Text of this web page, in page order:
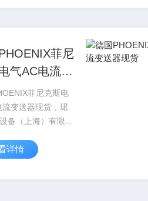
货，价格好，
菲尼
气AC电流变
货
菲尼克斯电
流变送器现货，珺
备（上海）有限公
菲尼克斯电气全
货，价格好，
详情